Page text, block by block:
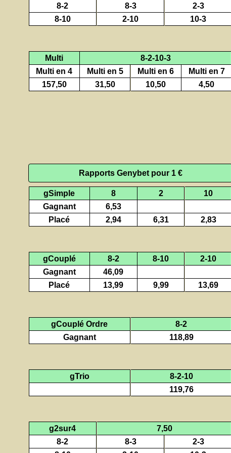
8-2
8-3
2-3
8-10
2-10 10-3
Multi
8-2-10-3
Multi en 4
Multi en 5 Multi en 6
Multi en 7
157,50
31,50 10,50 4,50
Rapports Genybet pour 1 €
gSimple 8 2
10
Gagnant
6,53
Placé
2,94 6,31 2,83
gCouplé 8-2 8-10
2-10
Gagnant
46,09
Placé
13,99 9,99 13,69
gCouplé Ordre
8-2
Gagnant
118,89
gTrio
8-2-10
119,76
g2sur4
7,50
8-2
8-3
2-3